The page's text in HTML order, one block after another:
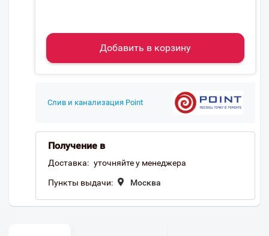
Добавить в корзину
Слив и канализация Point
Получение в
Доставка: уточняйте у менеджера
Пункты выдачи: Москва